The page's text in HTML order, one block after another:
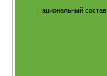
Национальный состав